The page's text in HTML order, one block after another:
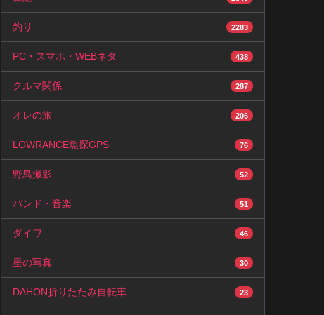
釣り 2283
PC・スマホ・WEBネタ 438
クルマ関係 287
オレの旅 206
LOWRANCE魚探GPS 76
野鳥撮影 52
バンド・音楽 51
ダイワ 46
星の写真 30
DAHON折りたたみ自転車 23